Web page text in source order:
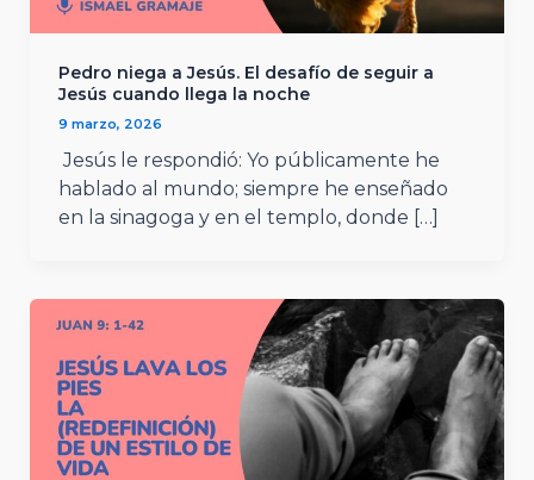
Pedro niega a Jesús. El desafío de seguir a
Jesús cuando llega la noche
9 marzo, 2026
Jesús le respondió: Yo públicamente he
hablado al mundo; siempre he enseñado
en la sinagoga y en el templo, donde […]